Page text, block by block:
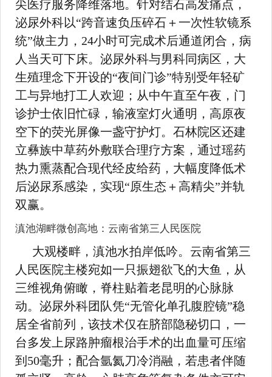
尖医疗服务降维落地。针对结石高发痛点，
泌尿外科以“跨音速负压碎石＋一次性软镜系
统”做主力，24小时可完成术后通道闭合，病
人当天可下床。泌尿外科与男科同病区，大
生殖理念下开设的“夜间门诊”特别受年轻矿
工与异地打工人欢迎；从中午直至午夜，门
诊护士依旧忙碌，输液室灯火通明，高原夜
空下的荧光屏像一盏守护灯。石林院区还建
立彝族中草药外敷联合理疗方案，通过瑶药
热力熏蒸配合现代经皮给药，大幅度降低术
后泌尿系感染，实现“原生态＋高精尖”并轨
双赢。
滇池湖畔微创高地：云南省第三人民医院
大观楼畔，滇池水拍岸低吟。云南省第三
人民医院主楼宛如一只振翅欲飞的大鱼，从
三维视角俯瞰，脊柱贴着老昆明的心脉脉
动。泌尿外科团队凭“无管化单孔腹腔镜”稳
居全省前列，该技术仅在脐部隐秘切口，一
台多发上尿路肿瘤根治手术的出血量可压缩
到50毫升；配合氩氦刀冷消融，若患者伴随